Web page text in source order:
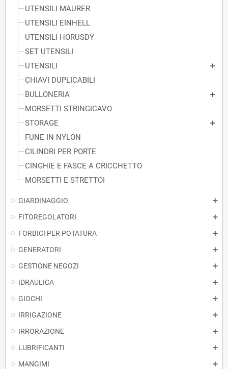
UTENSILI MAURER
UTENSILI EINHELL
UTENSILI HORUSDY
SET UTENSILI
UTENSILI
CHIAVI DUPLICABILI
BULLONERIA
MORSETTI STRINGICAVO
STORAGE
FUNE IN NYLON
CILINDRI PER PORTE
CINGHIE E FASCE A CRICCHETTO
MORSETTI E STRETTOI
GIARDINAGGIO
FITOREGOLATORI
FORBICI PER POTATURA
GENERATORI
GESTIONE NEGOZI
IDRAULICA
GIOCHI
IRRIGAZIONE
IRRORAZIONE
LUBRIFICANTI
MANGIMI